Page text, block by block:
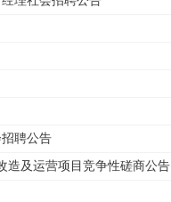
聘公告
造及运营项目竞争性磋商公告